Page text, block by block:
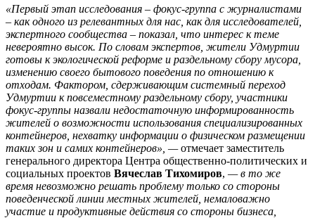
«Первый этап исследования – фокус-группа с журналистами
– как одного из релевантных для нас, как для исследователей,
экспертного сообщества – показал, что интерес к теме
невероятно высок. По словам экспертов, жители Удмуртии
готовы к экологической реформе и раздельному сбору мусора,
изменению своего бытового поведения по отношению к
отходам. Фактором, сдерживающим системный переход
Удмуртии к повсеместному раздельному сбору, участники
фокус-группы назвали недостаточную информированность
жителей о возможности использования специализированных
контейнеров, нехватку информации о физическом размещении
таких зон и самих контейнеров», —отмечает заместитель
генерального директора Центра общественно-политических и
социальных проектов Вячеслав Тихомиров, — в то же
время невозможно решать проблему только со стороны
поведенческой линии местных жителей, немаловажно
участие и продуктивные действия со стороны бизнеса,